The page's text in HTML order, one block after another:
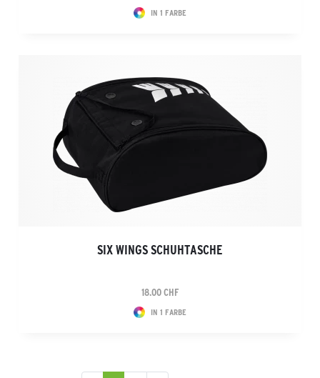
IN 1 FARBE
SIX WINGS SCHUHTASCHE
18.00 CHF
IN 1 FARBE